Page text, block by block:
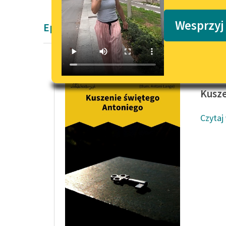
Epika Pozytywizm Gustawa Flauberta
Czytaj